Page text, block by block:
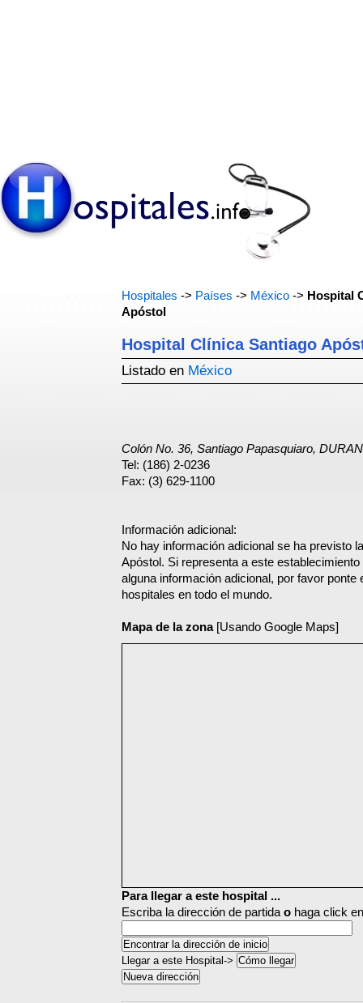
Hospitales -> Países -> México -> Hospital
Apóstol
Hospital Clínica Santiago
Listado en México
Colón No. 36, Santiago Papasquiaro,
Tel: (186) 2-0236
Fax: (3) 629-1100
Información adicional:
No hay información adicional se ha previsto
Apóstol. Si representa a este
alguna información adicional, por favor ponte
hospitales en todo el mundo.
Mapa de la zona[Usando Google Maps]
Para llegar a este hospital ...
Escriba la dirección de partida o haga click
Llegar a este Hospital->